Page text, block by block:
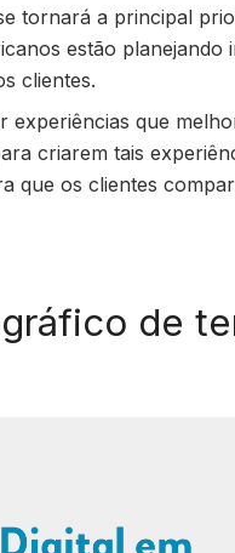
tornará a principal
estão
clientes.
experiências que
criarem tais
que os clientes
de